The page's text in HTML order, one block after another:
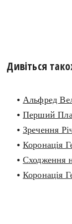
Дивіться
• Альфред
• Перший
• Зречення
• Коронація
• Сходження
• Коронація